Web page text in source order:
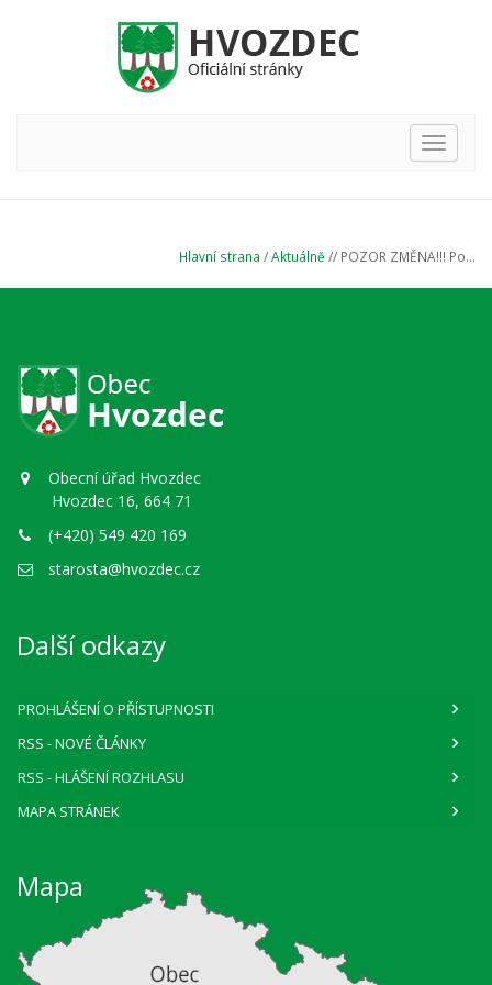
Hlavní
nabídka
Hlavní strana /Aktuálně // POZOR ZMĚNA!!! Po...
Obecní úřad Hvozdec
Hvozdec 16, 664 71
(+420) 549 420 169
starosta@hvozdec.cz
Další odkazy
PROHLÁŠENÍ O PŘÍSTUPNOSTI
RSS - NOVÉ ČLÁNKY
RSS - HLÁŠENÍ ROZHLASU
MAPA STRÁNEK
Mapa